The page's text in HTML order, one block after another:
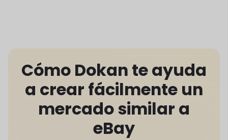
Cómo Dokan te ayuda
a crear fácilmente un
mercado similar a
eBay